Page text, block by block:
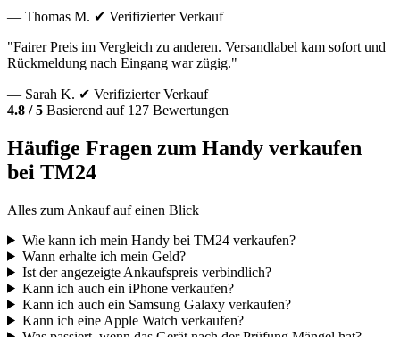
— Thomas M. ✔ Verifizierter Verkauf
"Fairer Preis im Vergleich zu anderen. Versandlabel kam sofort und
Rückmeldung nach Eingang war zügig."
— Sarah K. ✔ Verifizierter Verkauf
4.8 / 5 Basierend auf 127 Bewertungen
Häufige Fragen zum Handy verkaufen
bei TM24
Alles zum Ankauf auf einen Blick
Wie kann ich mein Handy bei TM24 verkaufen?
Wann erhalte ich mein Geld?
Ist der angezeigte Ankaufspreis verbindlich?
Kann ich auch ein iPhone verkaufen?
Kann ich auch ein Samsung Galaxy verkaufen?
Kann ich eine Apple Watch verkaufen?